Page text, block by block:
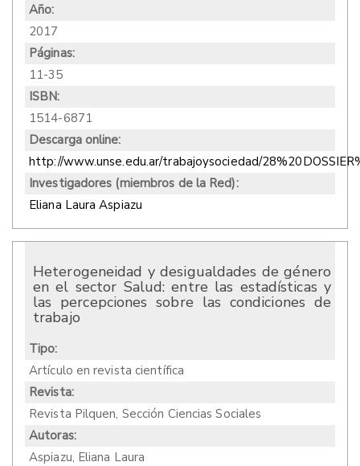
Año:
2017
Páginas:
11-35
ISBN:
1514-6871
Descarga online:
http://www.unse.edu.ar/trabajoysociedad/
Investigadores (miembros de la Red):
Eliana Laura Aspiazu
Heterogeneidad y desigualdades de género
en el sector Salud: entre las estadísticas y
las percepciones sobre las condiciones de
trabajo
Tipo:
Artículo en revista científica
Revista:
Revista Pilquen, Sección Ciencias Sociales
Autoras:
Aspiazu, Eliana Laura